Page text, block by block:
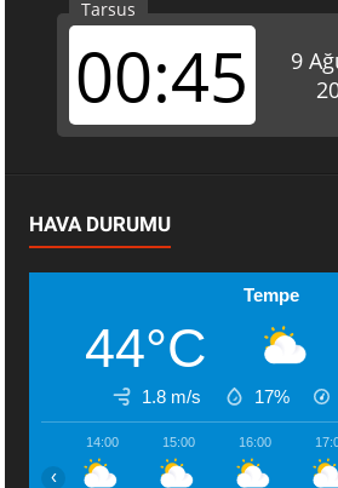
HAVA DURUMU
Tempe
44°C
1.8 m/s 17%
14:00 15:00 16:00
‹